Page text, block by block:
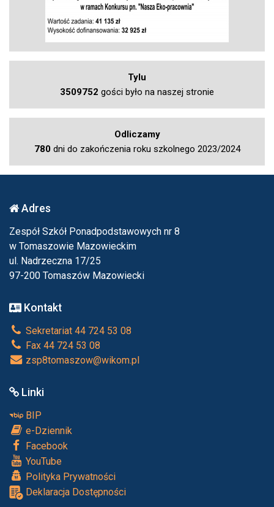
Tylu
3509752 gości było na naszej stronie
Odliczamy
780dni do zakończenia roku szkolnego 2023/2024
Adres
Zespół Szkół Ponadpodstawowych nr 8
w Tomaszowie Mazowieckim
ul. Nadrzeczna 17/25
97-200 Tomaszów Mazowiecki
Kontakt
Sekretariat 44 724 53 08
Fax 44 724 53 08
zsp8tomaszow@wikom.pl
Linki
BIP
e-Dziennik
Facebook
YouTube
Polityka Prywatności
Deklaracja Dostępności